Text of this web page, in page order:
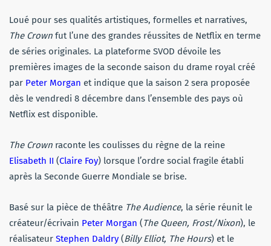
Loué pour ses qualités artistiques, formelles et narratives,
The Crown fut l’une des grandes réussites de Netflix en terme
de séries originales. La plateforme SVOD dévoile les
premières images de la seconde saison du drame royal créé
par Peter Morgan et indique que la saison 2 sera proposée
dès le vendredi 8 décembre dans l’ensemble des pays où
Netflix est disponible.
The Crown raconte les coulisses du règne de la reine
Elisabeth II (Claire Foy) lorsque l’ordre social fragile établi
après la Seconde Guerre Mondiale se brise.
Basé sur la pièce de théâtre The Audience, la série réunit le
créateur/écrivain Peter Morgan (The Queen, Frost/Nixon), le
réalisateur Stephen Daldry (Billy Elliot, The Hours) et le